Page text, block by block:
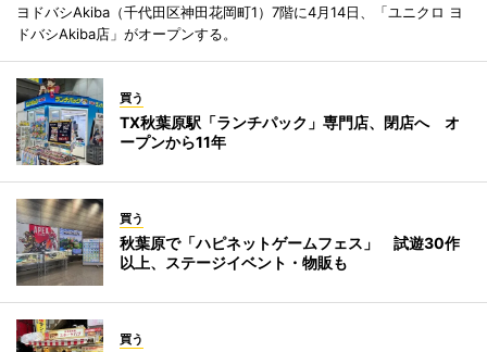
ヨドバシAkiba（千代田区神田花岡町1）7階に4月14日、「ユニクロ ヨ
ドバシAkiba店」がオープンする。
買う
TX秋葉原駅「ランチパック」専門店、閉店へ オ
ープンから11年
買う
秋葉原で「ハピネットゲームフェス」 試遊30作
以上、ステージイベント・物販も
買う